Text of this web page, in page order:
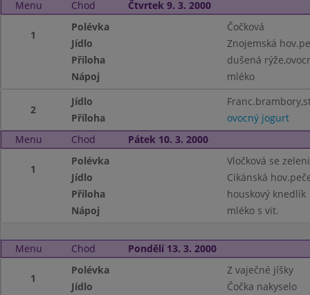
Menu
Chod Čtvrtek 9. 3. 2000
1
Polévka
Čočková
Jídlo
Znojemská
Příloha
dušená
Nápoj
mléko
2
Jídlo
Příloha
ovocný jogurt
Menu
Chod Pátek 10. 3. 2000
1
Polévka
Vločková se
Jídlo
Cikánská
Příloha
houskový knedlík
Nápoj
mléko s vit.
Menu Chod Pondělí 13. 3. 2000
1
Polévka
Z vaječné jíšky
Jídlo
Čočka nakyselo